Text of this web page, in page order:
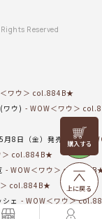
リリヤン
フェア
上に戻る
Rights Reserved
ワウ＞ col.884B★
ワウ)
WOW＜ワウ＞
5月8日（金）発売の商品
＞ col.884B★
WOW＜ワウ＞
＞ col.884B★
ェ
WOW＜ワウ＞
＜ワウ＞ col.884B★